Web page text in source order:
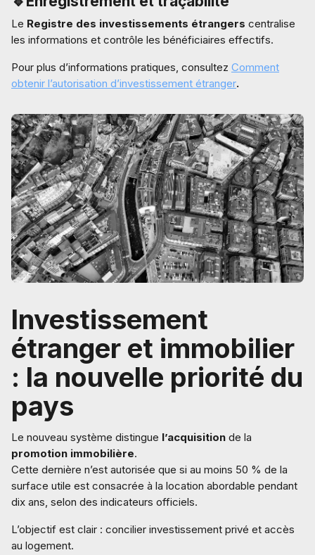
Le Registre des investissements étrangers centralise
les informations et contrôle les bénéficiaires effectifs.
Pour plus d’informations pratiques, consultez Comment
obtenir l’autorisation d’investissement étranger.
Investissement
étranger et immobilier
: la nouvelle priorité du
pays
Le nouveau système distingue l’acquisition de la
promotion immobilière.
Cette dernière n’est autorisée que si au moins 50 % de la
surface utile est consacrée à la location abordable pendant
dix ans, selon des indicateurs officiels.
L’objectif est clair : concilier investissement privé et accès
au logement.